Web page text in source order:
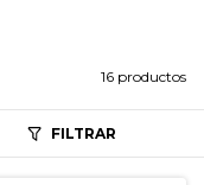
16 productos
FILTRAR